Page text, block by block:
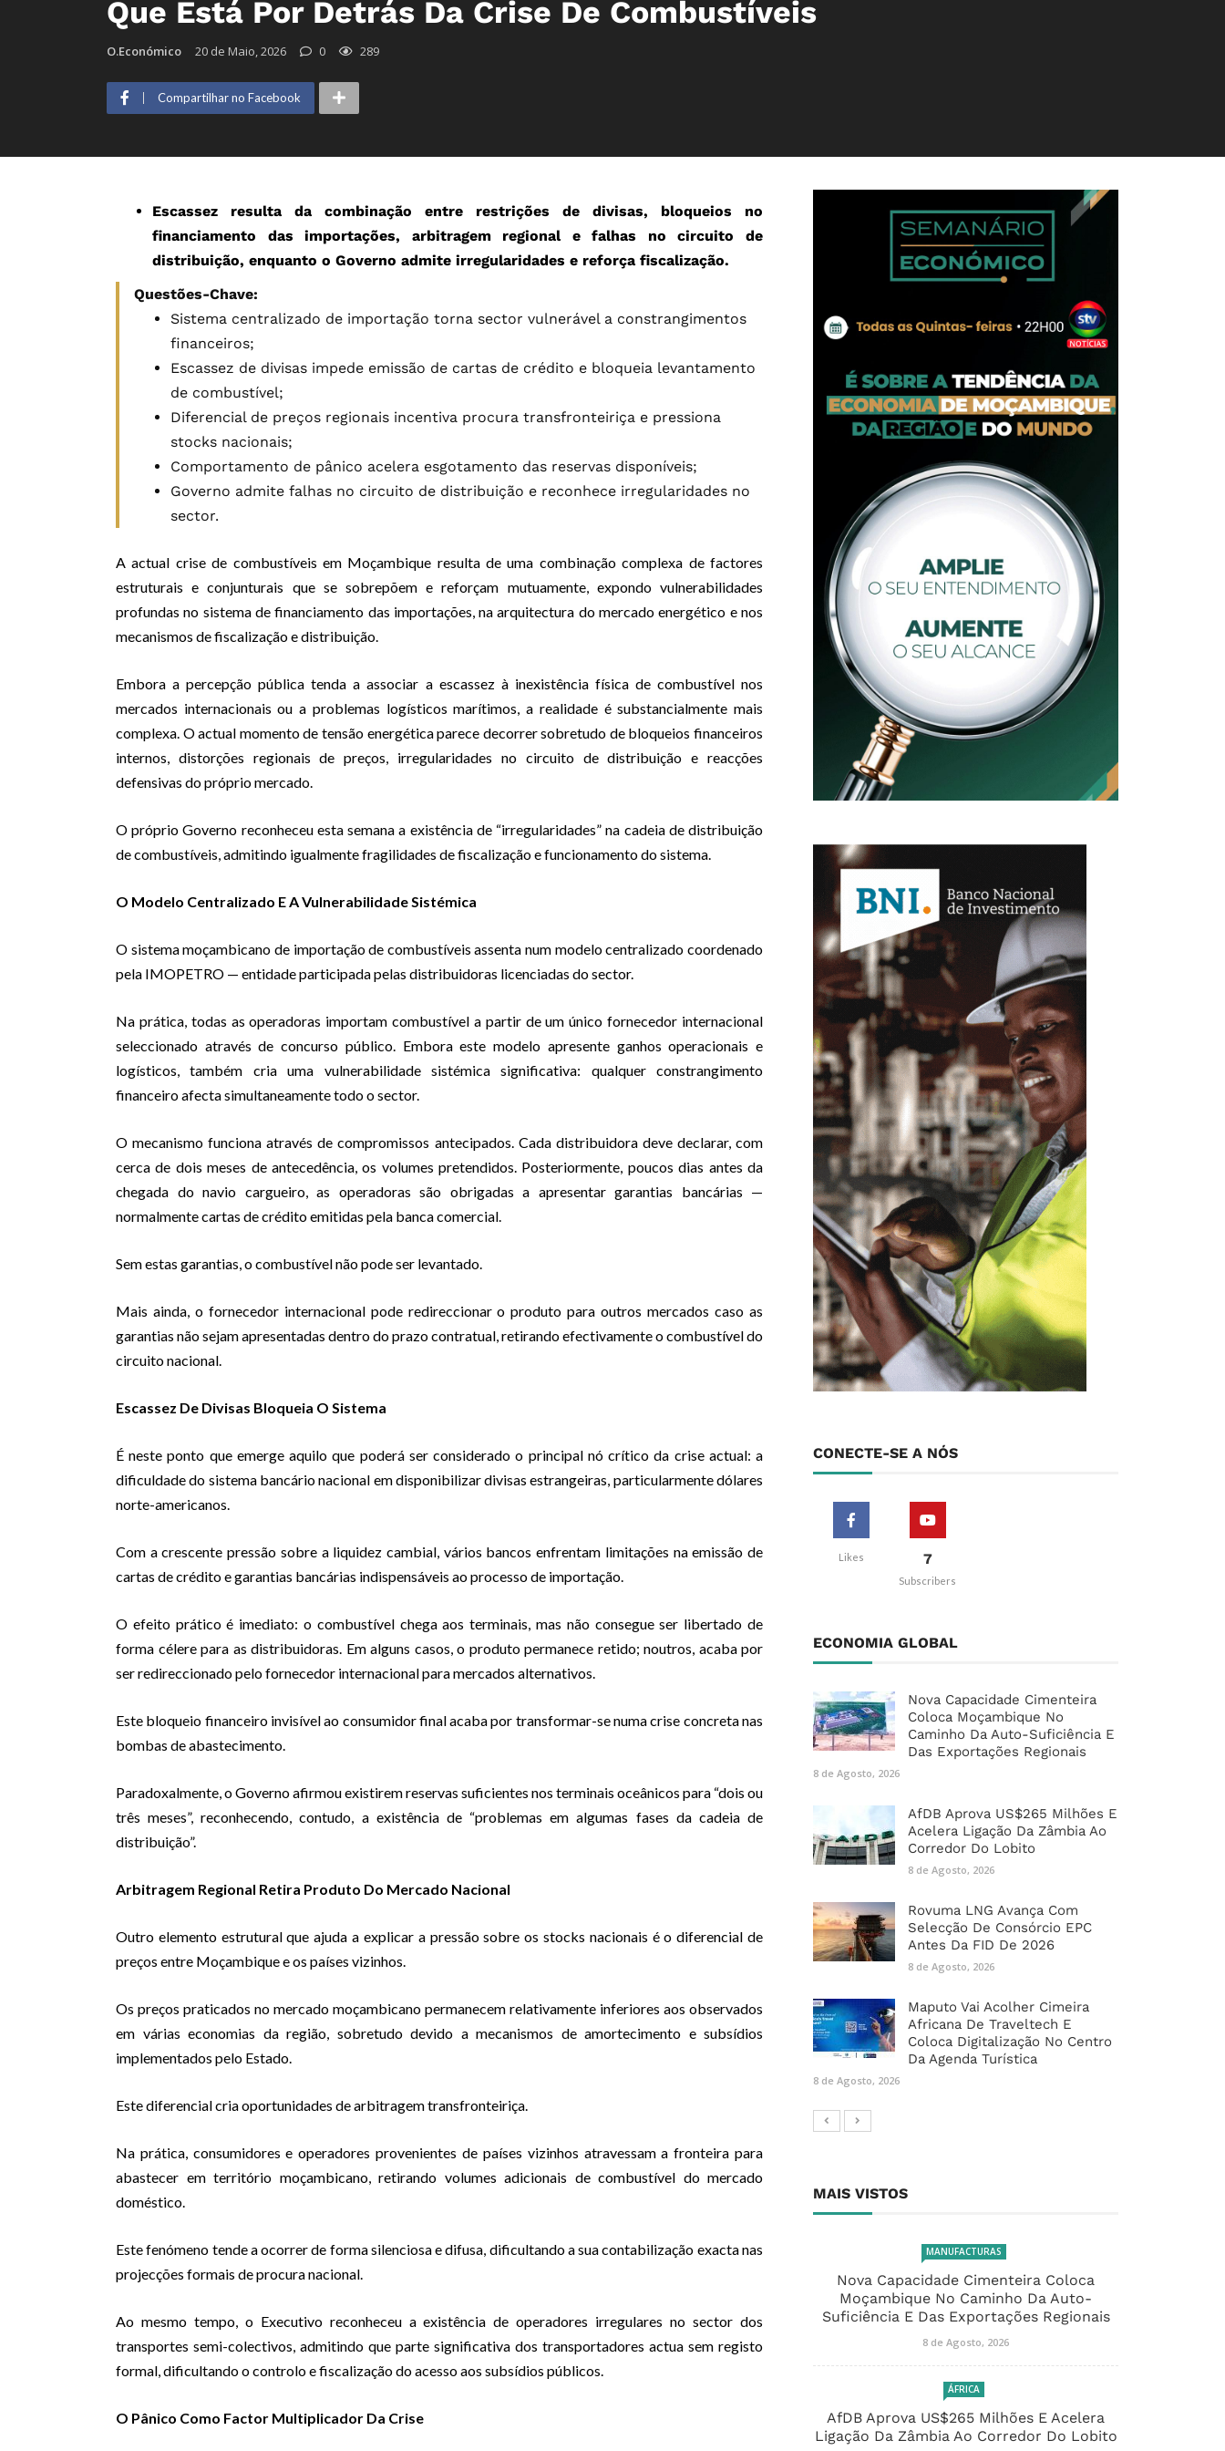
Que Está Por Detrás Da Crise De Combustíveis
O.Económico 20 de Maio, 2026 0 289
Compartilhar no Facebook
Escassez resulta da combinação entre restrições de divisas, bloqueios no
financiamento das importações, arbitragem regional e falhas no circuito de
distribuição, enquanto o Governo admite irregularidades e reforça fiscalização.
Questões-Chave:
Sistema centralizado de importação torna sector vulnerável a constrangimentos
financeiros;
Escassez de divisas impede emissão de cartas de crédito e bloqueia levantamento
de combustível;
Diferencial de preços regionais incentiva procura transfronteiriça e pressiona
stocks nacionais;
Comportamento de pânico acelera esgotamento das reservas disponíveis;
Governo admite falhas no circuito de distribuição e reconhece irregularidades no
sector.
A actual crise de combustíveis em Moçambique resulta de uma combinação complexa de factores
estruturais e conjunturais que se sobrepõem e reforçam mutuamente, expondo vulnerabilidades
profundas no sistema de financiamento das importações, na arquitectura do mercado energético e nos
mecanismos de fiscalização e distribuição.
Embora a percepção pública tenda a associar a escassez à inexistência física de combustível nos
mercados internacionais ou a problemas logísticos marítimos, a realidade é substancialmente mais
complexa. O actual momento de tensão energética parece decorrer sobretudo de bloqueios financeiros
internos, distorções regionais de preços, irregularidades no circuito de distribuição e reacções
defensivas do próprio mercado.
O próprio Governo reconheceu esta semana a existência de “irregularidades” na cadeia de distribuição
de combustíveis, admitindo igualmente fragilidades de fiscalização e funcionamento do sistema.
O Modelo Centralizado E A Vulnerabilidade Sistémica
O sistema moçambicano de importação de combustíveis assenta num modelo centralizado coordenado
pela IMOPETRO — entidade participada pelas distribuidoras licenciadas do sector.
Na prática, todas as operadoras importam combustível a partir de um único fornecedor internacional
seleccionado através de concurso público. Embora este modelo apresente ganhos operacionais e
logísticos, também cria uma vulnerabilidade sistémica significativa: qualquer constrangimento
financeiro afecta simultaneamente todo o sector.
O mecanismo funciona através de compromissos antecipados. Cada distribuidora deve declarar, com
cerca de dois meses de antecedência, os volumes pretendidos. Posteriormente, poucos dias antes da
chegada do navio cargueiro, as operadoras são obrigadas a apresentar garantias bancárias —
normalmente cartas de crédito emitidas pela banca comercial.
Sem estas garantias, o combustível não pode ser levantado.
Mais ainda, o fornecedor internacional pode redireccionar o produto para outros mercados caso as
garantias não sejam apresentadas dentro do prazo contratual, retirando efectivamente o combustível do
circuito nacional.
Escassez De Divisas Bloqueia O Sistema
É neste ponto que emerge aquilo que poderá ser considerado o principal nó crítico da crise actual: a
dificuldade do sistema bancário nacional em disponibilizar divisas estrangeiras, particularmente dólares
norte-americanos.
Com a crescente pressão sobre a liquidez cambial, vários bancos enfrentam limitações na emissão de
cartas de crédito e garantias bancárias indispensáveis ao processo de importação.
O efeito prático é imediato: o combustível chega aos terminais, mas não consegue ser libertado de
forma célere para as distribuidoras. Em alguns casos, o produto permanece retido; noutros, acaba por
ser redireccionado pelo fornecedor internacional para mercados alternativos.
Este bloqueio financeiro invisível ao consumidor final acaba por transformar-se numa crise concreta nas
bombas de abastecimento.
Paradoxalmente, o Governo afirmou existirem reservas suficientes nos terminais oceânicos para “dois ou
três meses”, reconhecendo, contudo, a existência de “problemas em algumas fases da cadeia de
distribuição”.
Arbitragem Regional Retira Produto Do Mercado Nacional
Outro elemento estrutural que ajuda a explicar a pressão sobre os stocks nacionais é o diferencial de
preços entre Moçambique e os países vizinhos.
Os preços praticados no mercado moçambicano permanecem relativamente inferiores aos observados
em várias economias da região, sobretudo devido a mecanismos de amortecimento e subsídios
implementados pelo Estado.
Este diferencial cria oportunidades de arbitragem transfronteiriça.
Na prática, consumidores e operadores provenientes de países vizinhos atravessam a fronteira para
abastecer em território moçambicano, retirando volumes adicionais de combustível do mercado
doméstico.
Este fenómeno tende a ocorrer de forma silenciosa e difusa, dificultando a sua contabilização exacta nas
projecções formais de procura nacional.
Ao mesmo tempo, o Executivo reconheceu a existência de operadores irregulares no sector dos
transportes semi-colectivos, admitindo que parte significativa dos transportadores actua sem registo
formal, dificultando o controlo e fiscalização do acesso aos subsídios públicos.
O Pânico Como Factor Multiplicador Da Crise
CONECTE-SE A NÓS
Likes 7
Subscribers
ECONOMIA GLOBAL
Nova Capacidade Cimenteira
Coloca Moçambique No
Caminho Da Auto-Suficiência E
Das Exportações Regionais
8 de Agosto, 2026
AfDB Aprova US$265 Milhões E
Acelera Ligação Da Zâmbia Ao
Corredor Do Lobito
8 de Agosto, 2026
Rovuma LNG Avança Com
Selecção De Consórcio EPC
Antes Da FID De 2026
8 de Agosto, 2026
Maputo Vai Acolher Cimeira
Africana De Traveltech E
Coloca Digitalização No Centro
Da Agenda Turística
8 de Agosto, 2026
MAIS VISTOS
MANUFACTURAS
Nova Capacidade Cimenteira Coloca
Moçambique No Caminho Da Auto-
Suficiência E Das Exportações Regionais
8 de Agosto, 2026
ÁFRICA
AfDB Aprova US$265 Milhões E Acelera
Ligação Da Zâmbia Ao Corredor Do Lobito